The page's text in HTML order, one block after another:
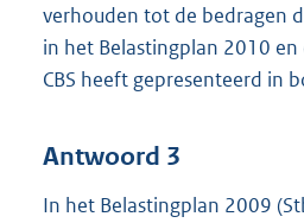
verhouden tot de bedragen
in het Belastingplan 2010
CBS heeft gepresenteerd in
Antwoord 3
In het Belastingplan 2009